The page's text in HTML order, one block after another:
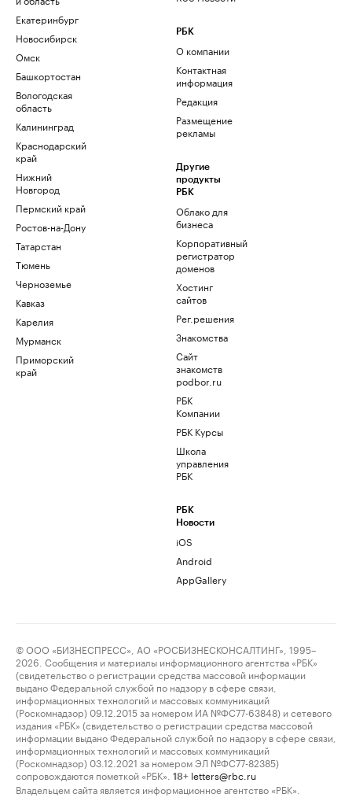
Екатеринбург
Новосибирск
Омск
Башкортостан
Вологодская
область
Калининград
Краснодарский
край
Нижний
Новгород
Пермский край
Ростов-на-Дону
Татарстан
Тюмень
Черноземье
Кавказ
Карелия
Мурманск
Приморский
край
РБК
О компании
Контактная
информация
Редакция
Размещение
рекламы
Другие
продукты
РБК
Облако для
бизнеса
Корпоративный
регистратор
доменов
Хостинг
сайтов
Рег.решения
Знакомства
Сайт
знакомств
podbor.ru
РБК
Компании
РБК Курсы
Школа
управления
РБК
РБК
Новости
iOS
Android
AppGallery
© ООО «БИЗНЕСПРЕСС», АО «РОСБИЗНЕСКОНСАЛТИНГ», 1995–
2026. Сообщения и материалы информационного агентства «РБК»
(свидетельство о регистрации средства массовой информации
выдано Федеральной службой по надзору в сфере связи,
информационных технологий и массовых коммуникаций
(Роскомнадзор) 09.12.2015 за номером ИА №ФС77-63848) и сетевого
издания «РБК» (свидетельство о регистрации средства массовой
информации выдано Федеральной службой по надзору в сфере связи,
информационных технологий и массовых коммуникаций
(Роскомнадзор) 03.12.2021 за номером ЭЛ №ФС77-82385)
сопровождаются пометкой «РБК».
18+ letters@rbc.ru
Владельцем сайта является информационное агентство «РБК».